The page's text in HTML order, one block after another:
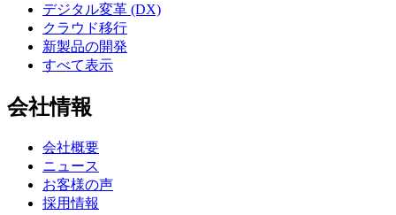
デジタル変革 (DX)
クラウド移行
新製品の開発
すべて表示
会社情報
会社概要
ニュース
お客様の声
採用情報